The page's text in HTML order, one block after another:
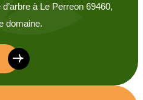
à Le Perreon 69460,
domaine.